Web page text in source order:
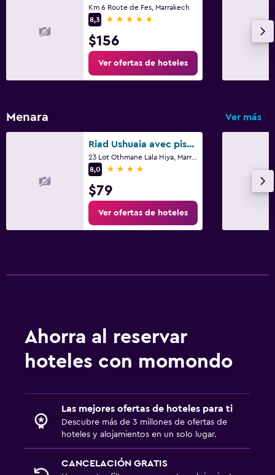
Km 6 Route de Fes, Marrakech
8,3
5 estrellas
$156
Ver ofertas de hoteles
Menara Ver más
Riad Ushuaia avec piscine - Centre Marrakech
23 Lot Othmane Lala Hiya, Marrakech
8,0
4 estrellas
$79
Ver ofertas de hoteles
Ahorra al reservar
hoteles con momondo
Las mejores ofertas de hoteles para ti
Descubre más de 3 millones de ofertas de
hoteles y alojamientos en un solo lugar.
CANCELACIÓN GRATIS